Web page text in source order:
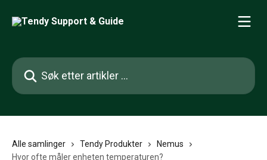
Søk etter artikler ...
Alle samlinger Tendy Produkter
Nemus
Hvor ofte måler enheten temperaturen?